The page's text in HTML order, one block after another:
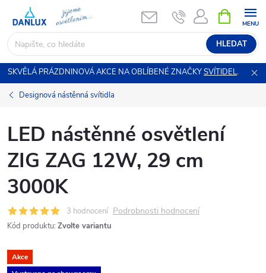
obsah
HLEDAT
NÁKUPNÍ
KOŠÍK
SKVĚLÁ PRÁZDNINOVÁ AKCE NA OBLÍBENÉ ZNAČKYSVÍTIDEL.
Designová nástěnná svítidla
LED nástěnné osvětlení
ZIG ZAG 12W, 29 cm
3000K
3 hodnocení Podrobnosti hodnocení
Kód produktu: Zvolte variantu
Akce